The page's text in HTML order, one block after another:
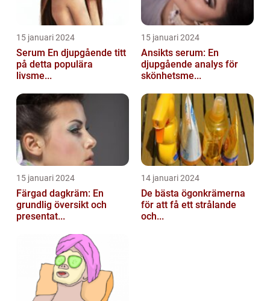
15 januari 2024
Serum En djupgående titt
på detta populära
livsme...
15 januari 2024
Ansikts serum: En
djupgående analys för
skönhetsme...
15 januari 2024
Färgad dagkräm: En
grundlig översikt och
presentat...
14 januari 2024
De bästa ögonkrämerna
för att få ett strålande
och...